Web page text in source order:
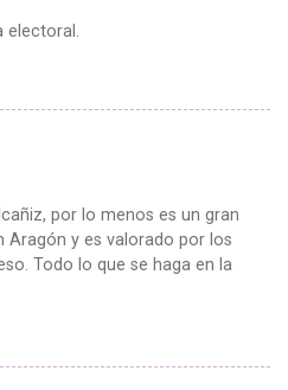
electoral.
por lo menos es un gran
Aragón y es valorado por los
Todo lo que se haga en la